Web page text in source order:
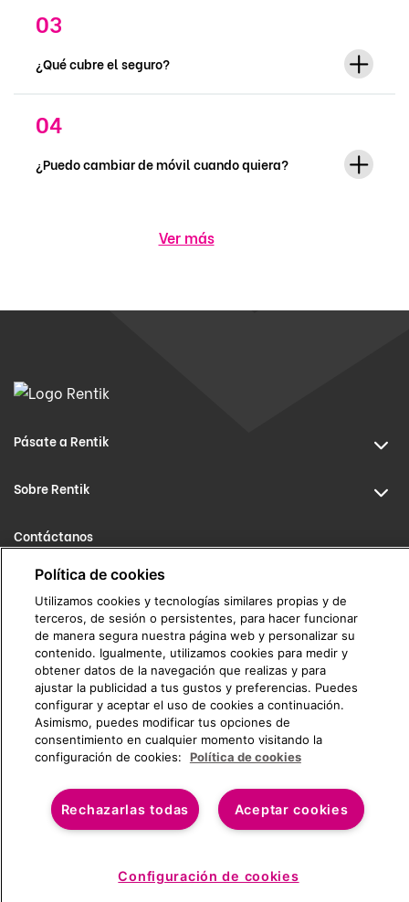
No disponible
¿Qué cubre el seguro?
¿Puedo cambiar de móvil cuando quiera?
Ver más
Pásate a Rentik
Sobre Rentik
Contáctanos
info@rentik.com
911 675 606
Política de cookies
Utilizamos cookies y tecnologías similares propias y de
terceros, de sesión o persistentes, para hacer funcionar
de manera segura nuestra página web y personalizar su
contenido. Igualmente, utilizamos cookies para medir y
obtener datos de la navegación que realizas y para
ajustar la publicidad a tus gustos y preferencias. Puedes
configurar y aceptar el uso de cookies a continuación.
Asimismo, puedes modificar tus opciones de
consentimiento en cualquier momento visitando la
configuración de cookies:
Política de cookies
Aceptar cookies
Rechazarlas todas
Configuración de cookies